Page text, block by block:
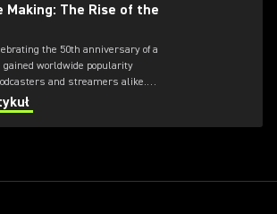
Making: The Rise of the
the 50th anniversary of a
worldwide popularity
and streamers alike.
PETTERSEN as he
to uncover the secrets it
the mighty SM7B.